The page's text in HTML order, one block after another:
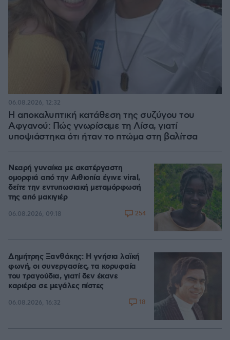
Η αποκαλυπτική κατάθεση της συζύγου του
Αφγανού: Πώς γνωρίσαμε τη Λίσα, γιατί
υποψιάστηκα ότι ήταν το πτώμα στη βαλίτσα
06.08.2026, 12:32
Νεαρή γυναίκα με ακατέργαστη
ομορφιά από την Αιθιοπία έγινε viral,
δείτε την εντυπωσιακή μεταμόρφωσή
της από μακιγιέρ
06.08.2026, 09:18 254
Δημήτρης Ξανθάκης: Η γνήσια λαϊκή
φωνή, οι συνεργασίες, τα κορυφαία
του τραγούδια, γιατί δεν έκανε
καριέρα σε μεγάλες πίστες
06.08.2026, 16:32 18